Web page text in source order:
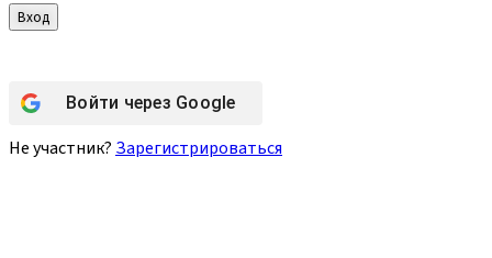
Войти через Google
Не участник? Зарегистрироваться